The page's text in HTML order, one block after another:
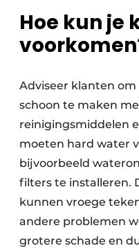
Hoe kun je
Adviseer klanten
schoon te maken
reinigingsmiddelen
moeten hard water
bijvoorbeeld
filters te installeren.
kunnen vroege
andere problemen
grotere schade en